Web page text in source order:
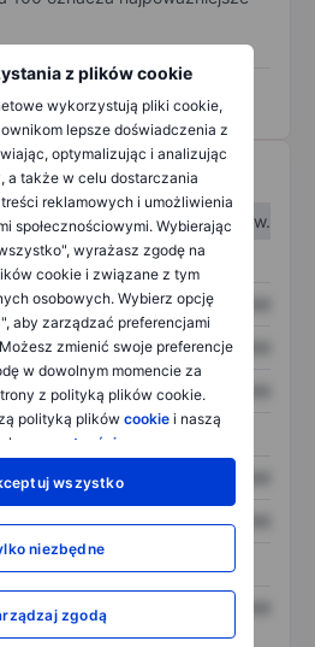
z plików cookie
wykorzystują pliki cookie,
lepsze doświadczenia z
optymalizując i analizując
a także w celu dostarczania
reklamowych i umożliwienia
społecznościowymi. Wybierając
wyrażasz zgodę na
cookie i związane z tym
osobowych. Wybierz opcję
aby zarządzać preferencjami
zmienić swoje preferencje
w dowolnym momencie za
z polityką plików cookie.
polityką plików cookiei naszą
prywatności
wszystko
niezbędne
zgodą
ESG.
/
W I kw.
W II kw.
XXXXXXX XXXXXXX
XXXXXXX XXXXXXX
XXXXXXX XXXXXXX
XXXXXXX
XXXXXXX XXXXXXX
XXXXXXX